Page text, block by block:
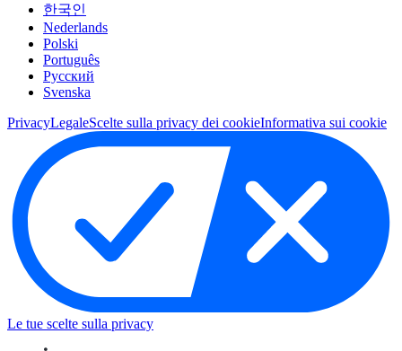
한국인
Nederlands
Polski
Português
Pусский
Svenska
PrivacyLegaleScelte sulla privacy dei cookieInformativa sui cookie
Le tue scelte sulla privacy